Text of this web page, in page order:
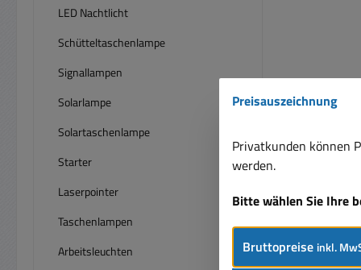
LED Nachtlicht
Schütteltaschenlampe
Signallampen
Solarlampe
Solartaschenlampe
Starter
Laserpointer
Taschenlampen
Arbeitsleuchten
Preisauszeichnung
Privatkunden können
werden.
Bitte wählen Sie Ihre
Bruttopreise inkl.